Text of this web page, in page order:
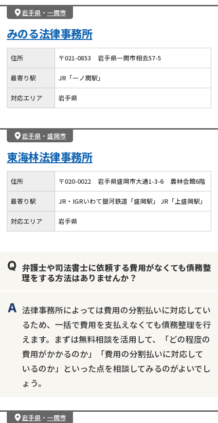
借金返済相談・交渉
自己破産
任意整理
個人再生
会社破産・法人破産
岩手県 ・ 一関市
みのる法律事務所
住所 〒021-0853 岩手県一関市相去57-5
最寄り駅 JR「一ノ関駅」
対応エリア 岩手県
岩手県 ・ 盛岡市
東海林法律事務所
住所 〒020-0022 岩手県盛岡市大通1-3-6 農林会館6階
最寄り駅 JR・IGRいわて銀河鉄道「盛岡駅」 JR「上盛岡駅」
対応エリア 岩手県
弁護士や司法書士に依頼する費用がなくても債務整
理をする方法はありませんか？
法律事務所によっては費用の分割払いに対応してい
るため、一括で費用を支払えなくても債務整理を行
えます。まずは無料相談を活用して、「どの程度の
費用がかかるのか」「費用の分割払いに対応して
いるのか」といった点を相談してみるのがよいでし
ょう。
岩手県 ・ 一関市